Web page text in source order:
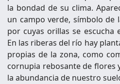
la bondad de su clima.
un campo verde, símbolo
por cuyas orillas se
En las riberas del río hay
propias de la zona, como
cornupia rebosante de flores
la abundancia de nuestro